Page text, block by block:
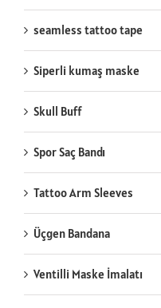
seamless tattoo tape
Siperli kumaş maske
Skull Buff
Spor Saç Bandı
Tattoo Arm Sleeves
Üçgen Bandana
Ventilli Maske İmalatı